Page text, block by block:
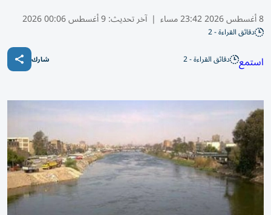
8 أغسطس 2026 23:42 مساء | آخر تحديث:9 أغسطس 00:06 2026
دقائق القراءة - 2
استمع دقائق القراءة - 2 شارك